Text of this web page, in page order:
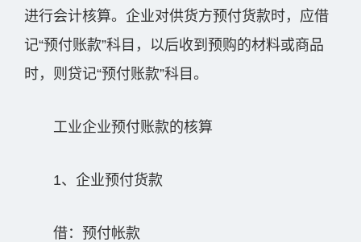
进行会计核算。企业对供货方预付货款时，应借
记“预付账款”科目，以后收到预购的材料或商品
时，则贷记“预付账款”科目。
工业企业预付账款的核算
1、企业预付货款
借：预付帐款